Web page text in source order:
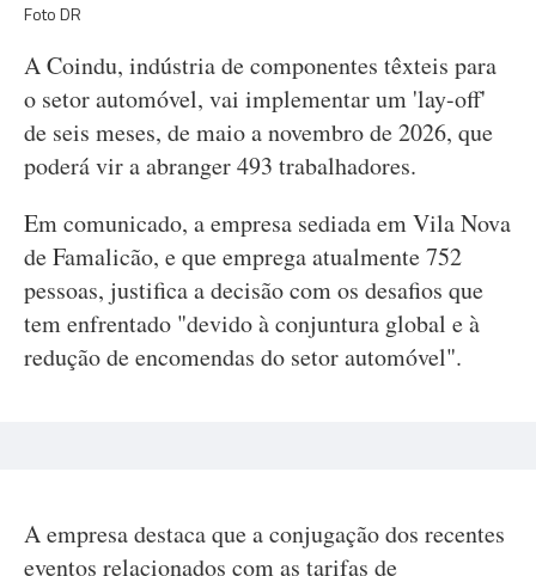
Foto DR
A Coindu, indústria de componentes têxteis para
o setor automóvel, vai implementar um 'lay-off'
de seis meses, de maio a novembro de 2026, que
poderá vir a abranger 493 trabalhadores.
Em comunicado, a empresa sediada em Vila Nova
de Famalicão, e que emprega atualmente 752
pessoas, justifica a decisão com os desafios que
tem enfrentado "devido à conjuntura global e à
redução de encomendas do setor automóvel".
A empresa destaca que a conjugação dos recentes
eventos relacionados com as tarifas de